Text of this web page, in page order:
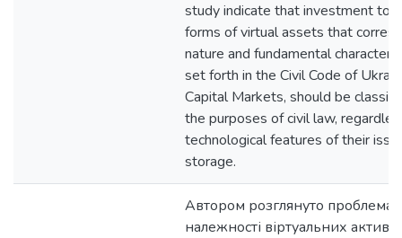
study indicate that investment
forms of virtual assets that
nature and fundamental
set forth in the Civil Code of
Capital Markets, should be
the purposes of civil law,
technological features of their
storage.
Автором розглянуто
належності віртуальних